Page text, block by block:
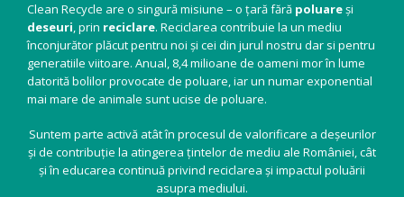
Clean Recycle are o singură misiune – o țară fără poluareși
deseuri, prin reciclare. Reciclarea contribuie la un mediu
înconjurător plăcut pentru noi și cei din jurul nostru dar si pentru
generatiile viitoare. Anual, 8,4 milioane de oameni mor în lume
datorită bolilor provocate de poluare, iar un numar exponential
mai mare de animale sunt ucise de poluare.
Suntem parte activă atât în procesul de valorificare a deșeurilor
și de contribuție la atingerea țintelor de mediu ale României, cât
și în educarea continuă privind reciclarea și impactul poluării
asupra mediului.